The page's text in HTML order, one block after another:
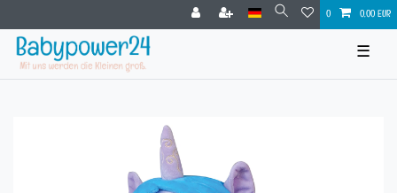
0 0,00 EUR
☰